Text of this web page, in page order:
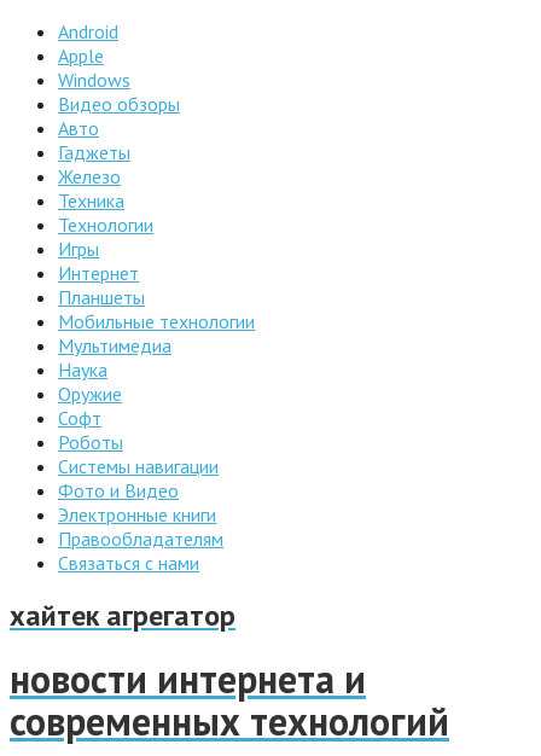
Android
Apple
Windows
Видео обзоры
Авто
Гаджеты
Железо
Техника
Технологии
Игры
Интернет
Планшеты
Мобильные технологии
Мультимедиа
Наука
Оружие
Софт
Роботы
Системы навигации
Фото и Видео
Электронные книги
Правообладателям
Связаться с нами
хайтек агрегатор
новости интернета и
современных технологий